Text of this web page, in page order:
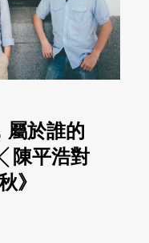
屬於誰的
陳平浩對
》